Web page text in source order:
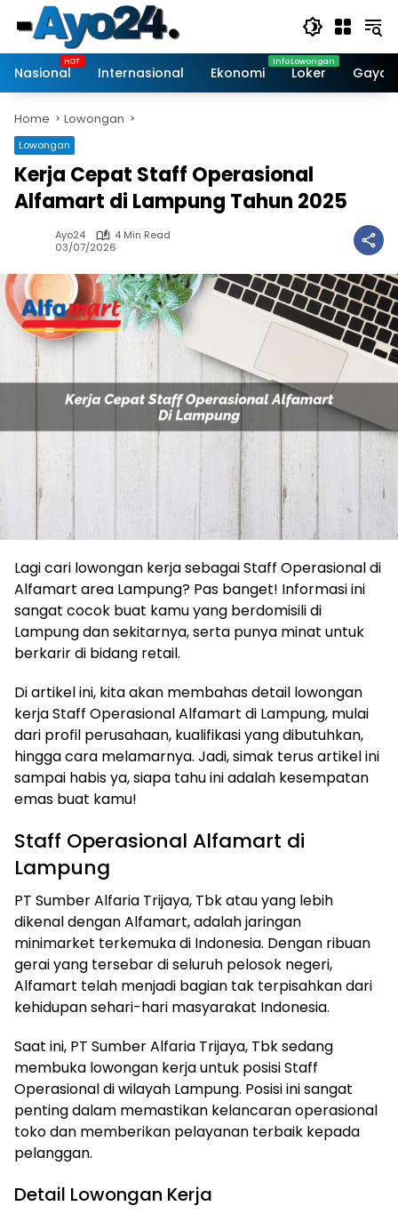
content
Nasional
Internasional Ekonomi Loker Gaya
Home Lowongan
Lowongan
Kerja Cepat Staff Operasional
Alfamart di Lampung Tahun 2025
Ayo24
4 Min Read
03/07/2026
Lagi cari lowongan kerja sebagai Staff Operasional di
Alfamart area Lampung? Pas banget! Informasi ini
sangat cocok buat kamu yang berdomisili di
Lampung dan sekitarnya, serta punya minat untuk
berkarir di bidang retail.
Di artikel ini, kita akan membahas detail lowongan
kerja Staff Operasional Alfamart di Lampung, mulai
dari profil perusahaan, kualifikasi yang dibutuhkan,
hingga cara melamarnya. Jadi, simak terus artikel ini
sampai habis ya, siapa tahu ini adalah kesempatan
emas buat kamu!
Staff Operasional Alfamart di
Lampung
PT Sumber Alfaria Trijaya, Tbk atau yang lebih
dikenal dengan Alfamart, adalah jaringan
minimarket terkemuka di Indonesia. Dengan ribuan
gerai yang tersebar di seluruh pelosok negeri,
Alfamart telah menjadi bagian tak terpisahkan dari
kehidupan sehari-hari masyarakat Indonesia.
Saat ini, PT Sumber Alfaria Trijaya, Tbk sedang
membuka lowongan kerja untuk posisi Staff
Operasional di wilayah Lampung. Posisi ini sangat
penting dalam memastikan kelancaran operasional
toko dan memberikan pelayanan terbaik kepada
pelanggan.
Detail Lowongan Kerja